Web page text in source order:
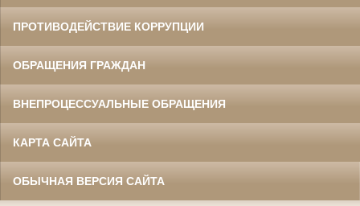
ПРОТИВОДЕЙСТВИЕ КОРРУПЦИИ
ОБРАЩЕНИЯ ГРАЖДАН
ВНЕПРОЦЕССУАЛЬНЫЕ ОБРАЩЕНИЯ
КАРТА САЙТА
ОБЫЧНАЯ ВЕРСИЯ САЙТА